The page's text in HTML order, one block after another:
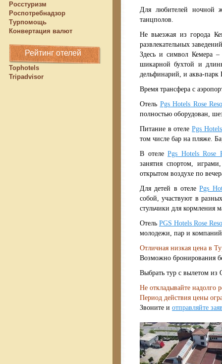
Росстуризм
Роспотребнадзор
Турпомощь
Конвертация валют
Рейтинг отелей
Tophotels
Tripadvisor
Для любителей
танцполов.
Не выезжая из города
развлекательных
Здесь и символ Кемера
шикарной бухтой и
дельфинарий, и аква-
Время трансфера с
Отель Pgs Hotels Rose
полностью оборудован,
Питание в отелеPgs
том числе бар на пляже.
В отелеPgs Hotels Rose
занятия спортом,
открытом воздухе по
Для детей в отеле Pgs
собой, участвуют в
стульчики для кормления
Отель PGS Hotels Rose
молодежи, пар и
Отличная низкая цена в
Возможно бронирования
Выбрать тур с вылетом
Не откладывайте надолго
Период действия цены
Звоните и отправляйте